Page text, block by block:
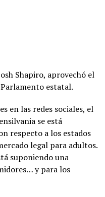
Shapiro, aprovechó el
estatal.
en las redes sociales, el
se está
respecto a los estados
legal para adultos.
suponiendo una
y para los